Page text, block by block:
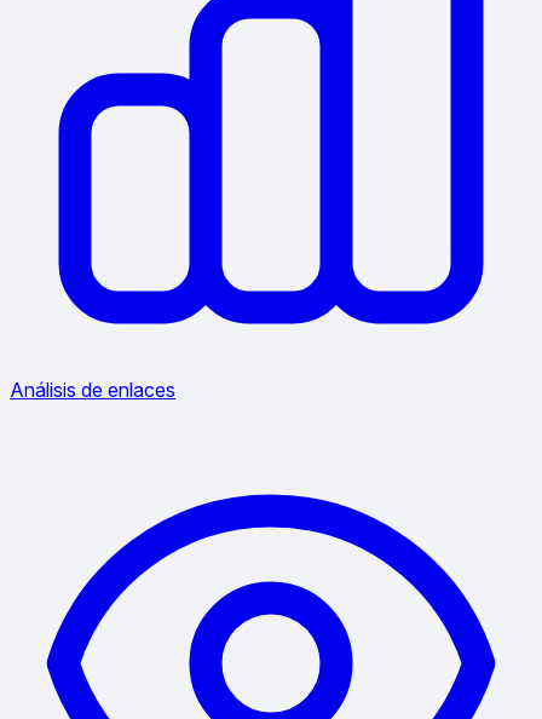
Análisis de enlaces